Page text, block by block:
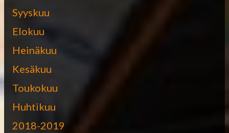
Syyskuu
Elokuu
Heinäkuu
Kesäkuu
Toukokuu
Huhtikuu
2018-2019